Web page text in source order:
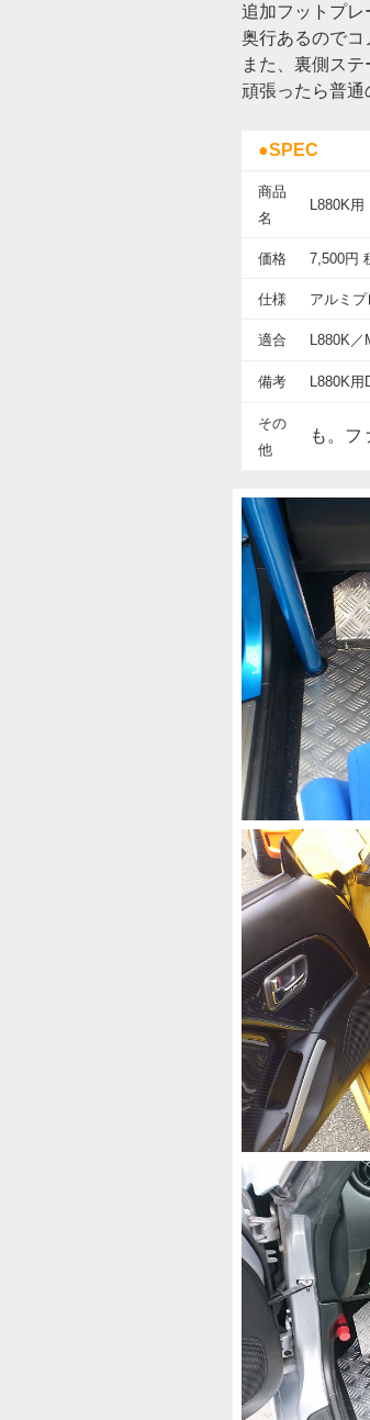
追加フットプ
奥行あるのでコ
また、裏側ス
頑張ったら普通
●SPEC
商品
名
L880K用
価格 7,500円
仕様 アルミプ
適合 L880K／
備考 L880K用
その
他
も。フ